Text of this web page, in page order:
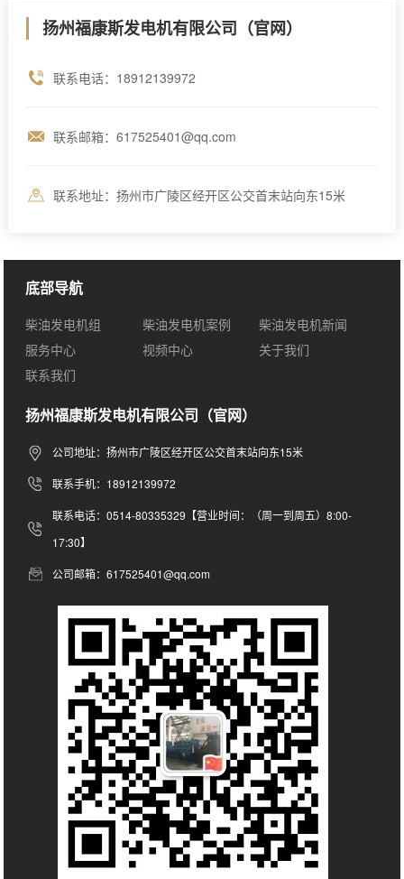
扬州福康斯发电机有限公司（官网）
联系电话：18912139972
联系邮箱：617525401@qq.com
联系地址：扬州市广陵区经开区公交首末站向东15米
底部导航
柴油发电机组 柴油发电机案例
柴油发电机新闻
服务中心
视频中心
关于我们
联系我们
扬州福康斯发电机有限公司（官网）
公司地址：扬州市广陵区经开区公交首末站向东15米
联系手机：18912139972
联系电话：0514-80335329【营业时间：（周一到周五）8:00-
17:30】
公司邮箱：617525401@qq.com